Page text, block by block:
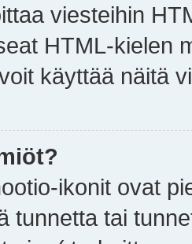
viesteihin
HTML-kielen
käyttää näitä
ikonit ovat
tunnetta tai